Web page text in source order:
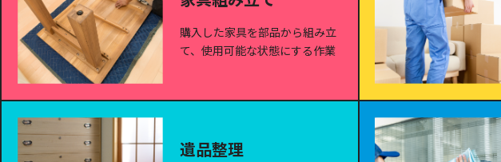
購入した家具を部品から組み立
て、使用可能な状態にする作業
遺品整理